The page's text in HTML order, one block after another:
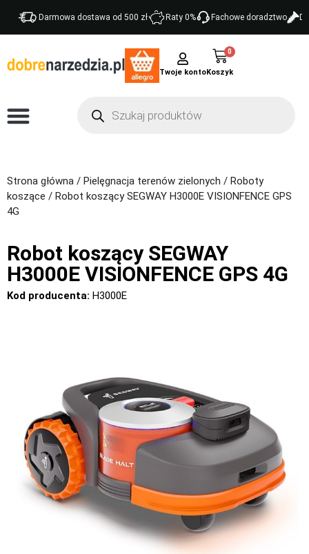
Darmowa dostawa od 500 zł Raty 0% Fachowe doradztwo
Twoje konto
0
Strona główna / Pielęgnacja terenów zielonych / Roboty
koszące / Robot koszący SEGWAY H3000E VISIONFENCE GPS
4G
Robot koszący SEGWAY
H3000E VISIONFENCE GPS 4G
Kod producenta: H3000E